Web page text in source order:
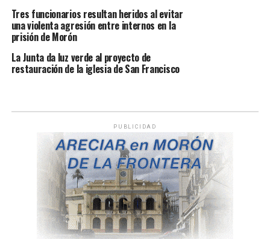
Tres funcionarios resultan heridos al evitar
una violenta agresión entre internos en la
prisión de Morón
La Junta da luz verde al proyecto de
restauración de la iglesia de San Francisco
PUBLICIDAD